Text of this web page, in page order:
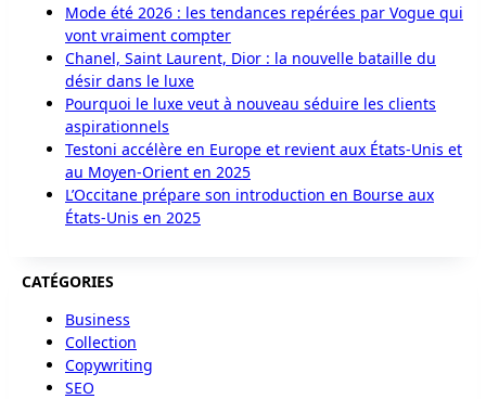
Mode été 2026 : les tendances repérées par Vogue qui
vont vraiment compter
Chanel, Saint Laurent, Dior : la nouvelle bataille du
désir dans le luxe
Pourquoi le luxe veut à nouveau séduire les clients
aspirationnels
Testoni accélère en Europe et revient aux États-Unis et
au Moyen-Orient en 2025
L’Occitane prépare son introduction en Bourse aux
États-Unis en 2025
CATÉGORIES
Business
Collection
Copywriting
SEO